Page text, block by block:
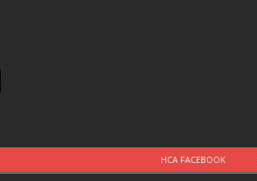
HCA FACEBOOK